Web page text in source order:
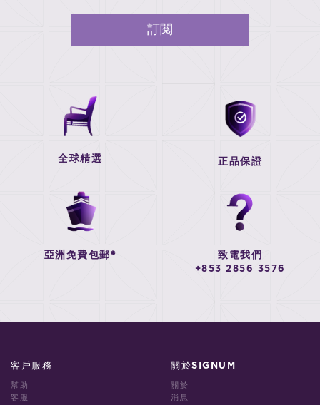
訂閱
全球精選 正品保證
亞洲免費包郵* 致電我們
+853 2856 3576
客戶服務
幫助
客服
關於SIGNUM
關於
消息